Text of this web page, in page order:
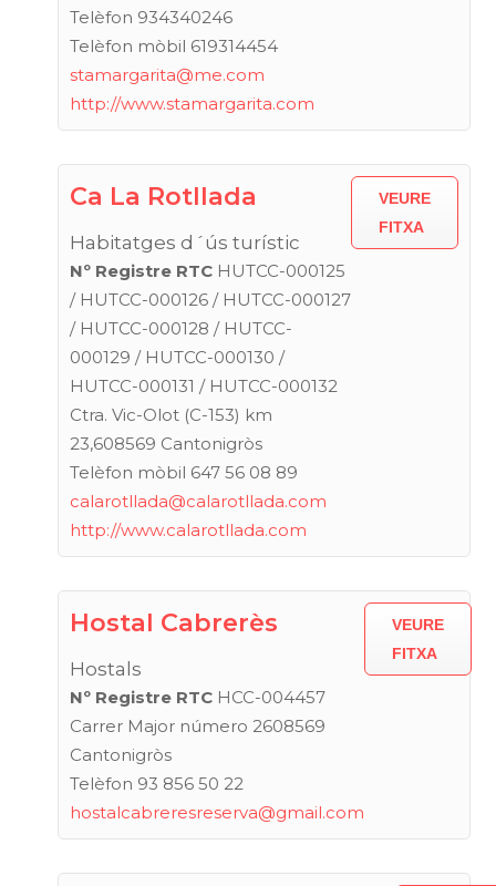
Telèfon 934340246
Telèfon mòbil 619314454
stamargarita@me.com
http://www.stamargarita.com
Ca La Rotllada
Habitatges d´ús turístic
Nº Registre RTC HUTCC-000125
/ HUTCC-000126 / HUTCC-000127
/ HUTCC-000128 / HUTCC-
000129 / HUTCC-000130 /
HUTCC-000131 / HUTCC-000132
Ctra. Vic-Olot (C-153) km
23,608569 Cantonigròs
Telèfon mòbil 647 56 08 89
calarotllada@calarotllada.com
http://www.calarotllada.com
VEURE
FITXA
Hostal Cabrerès
Hostals
Nº Registre RTC HCC-004457
Carrer Major número 2608569
Cantonigròs
Telèfon 93 856 50 22
hostalcabreresreserva@gmail.com
VEURE
FITXA